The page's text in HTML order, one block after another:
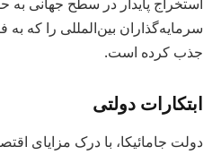
سرمایه‌گذاران بین‌المللی را که به
جذب کرده است.
ابتکارات دولتی
دولت جامائیکا، با درک مزایای